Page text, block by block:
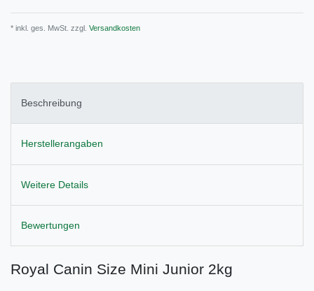
* inkl. ges. MwSt. zzgl. Versandkosten
Beschreibung
Herstellerangaben
Weitere Details
Bewertungen
Royal Canin Size Mini Junior 2kg